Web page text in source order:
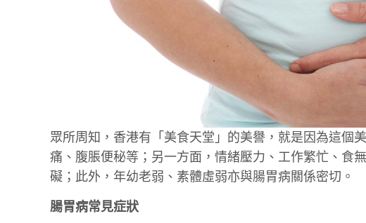
眾所周知，香港有「美食天堂」的美譽，就是因為這個
痛、腹脹便秘等；另一方面，情緒壓力、工作繁忙、食
礙；此外，年幼老弱、素體虛弱亦與腸胃病關係密切。
腸胃病常見症狀